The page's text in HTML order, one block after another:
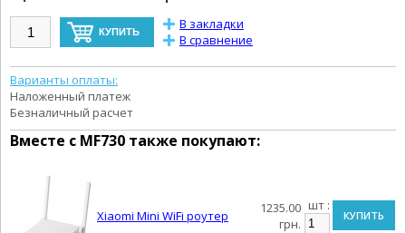
В закладки
В сравнение
Варианты оплаты:
Наложенный платеж
Безналичный расчет
Вместе с MF730 также покупают:
Xiaomi Mini WiFi роутер
1235.00
грн.
шт :
КУПИТЬ